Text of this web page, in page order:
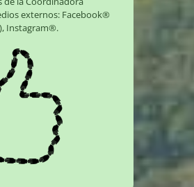
externos: Facebook®
, Instagram®.